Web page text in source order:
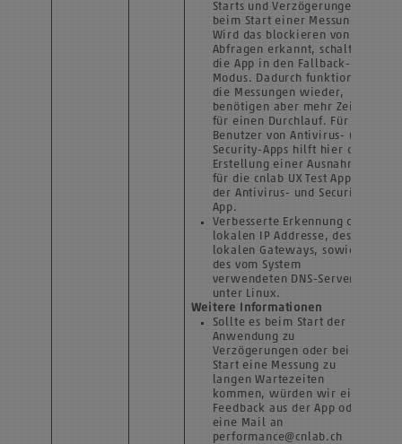
Starts und Verzögerungen
beim Start einer Messung.
Wird das blockieren von
Abfragen erkannt, schaltet
die App in den Fallback-
Modus. Dadurch funktioniert
die Messungen wieder,
benötigen aber mehr Zeit
für einen Durchlauf. Für
Benutzer von Antivirus- und
Security-Apps hilft hier die
Erstellung einer Ausnahme
für die cnlab UX Test App in
der Antivirus- und Security-
App.
Verbesserte Erkennung der
lokalen IP Addresse, des
lokalen Gateways, sowie
des vom System
verwendeten DNS-Servers
unter Linux.
Weitere Informationen
Sollte es beim Start der
Anwendung zu
Verzögerungen oder beim
Start eine Messung zu
langen Wartezeiten
kommen, würden wir ein
Feedback aus der App oder
eine Mail an
performance@cnlab.ch